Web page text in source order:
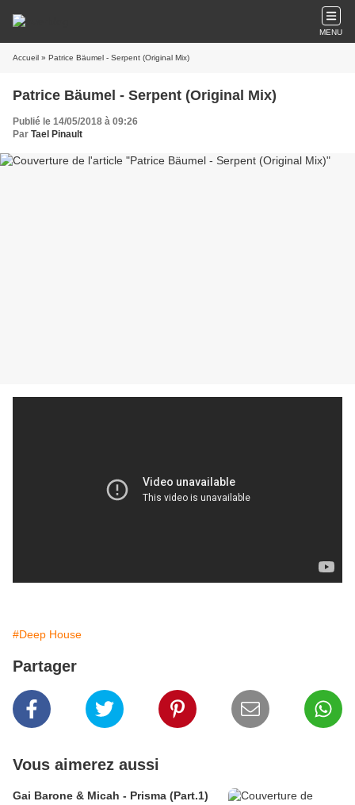
MENU
Accueil » Patrice Bäumel - Serpent (Original Mix)
Patrice Bäumel - Serpent (Original Mix)
Publié le 14/05/2018 à 09:26
Par Tael Pinault
#Deep House
Partager
Vous aimerez aussi
Gai Barone & Micah - Prisma (Part.1)